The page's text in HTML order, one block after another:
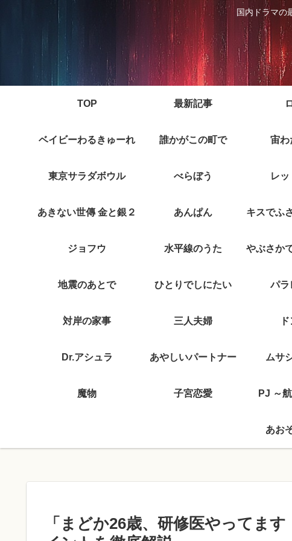
国内ドラマの
TOP 最新記事
ベイビーわるきゅーれ 誰かがこの町で 宙わ
東京サラダボウル べらぼう レ
あきない世傳 金と銀２ あんぱん
ジョフウ 水平線のうた
地震のあとで ひとりでしにたい パラ
対岸の家事 三人夫婦
Dr.アシュラ あやしいパートナー ムサ
魔物 子宮恋愛 PJ ～
あお
「まどか26歳、研修医やってま